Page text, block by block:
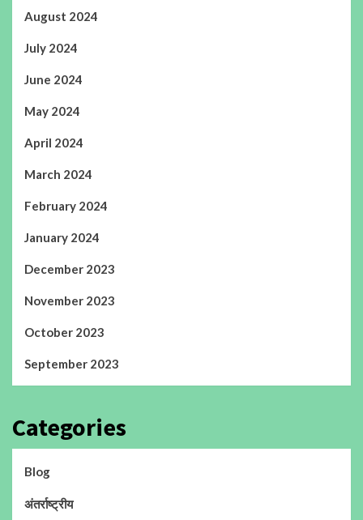
August 2024
July 2024
June 2024
May 2024
April 2024
March 2024
February 2024
January 2024
December 2023
November 2023
October 2023
September 2023
Categories
Blog
अंतर्राष्ट्रीय